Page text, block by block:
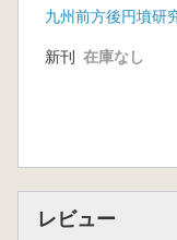
3 松橋前田遺
4 八代海沿岸
九州前方後円墳研
新刊 在庫なし
レビュー